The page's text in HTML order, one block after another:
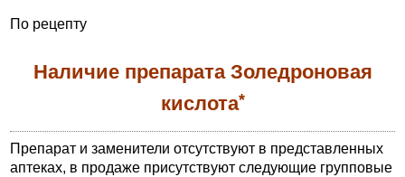
По рецепту
Наличие препарата Золедроновая
кислота*
Препарат и заменители отсутствуют в представленных
аптеках, в продаже присутствуют следующие групповые